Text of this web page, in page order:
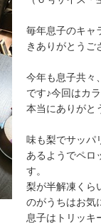
毎年息子のキャ
きありがとうご
今年も息子共々
です♪今回はカ
本当にありがと
味も梨でサッパ
あるようでペロ
す。
梨が半解凍くら
のがうちはお気
息子はトリッキ